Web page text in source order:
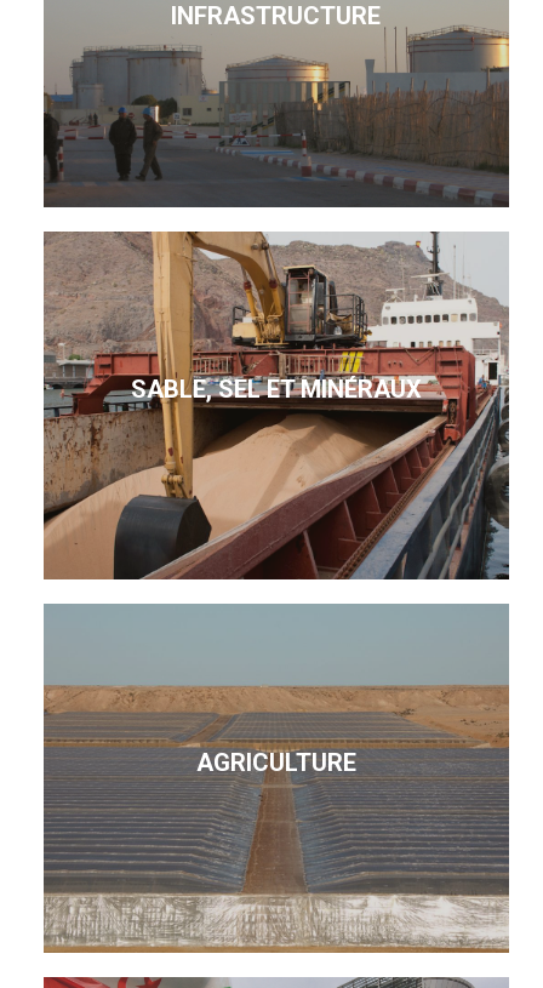
INFRASTRUCTURE
SABLE, SEL ET MINÉRAUX
AGRICULTURE